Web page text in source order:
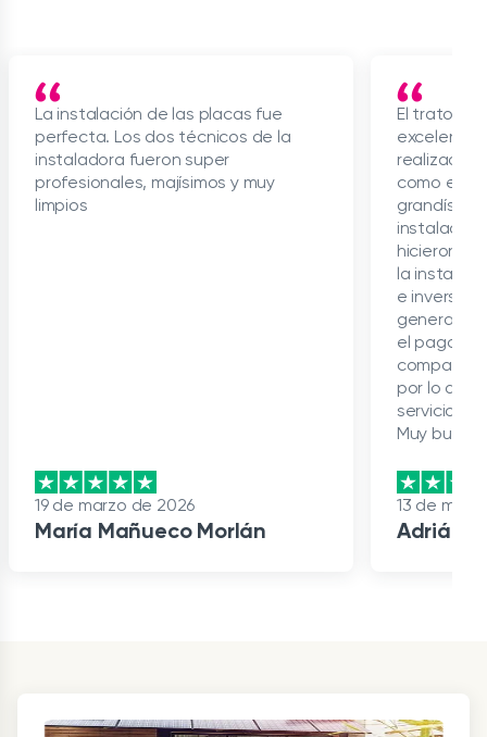
La instalación de las placas fue
perfecta. Los dos técnicos de la
instaladora fueron super
profesionales, majísimos y muy
limpios
19 de marzo de 2026
María Mañueco Morlán
El trato
excelente,
realizado
como el
hicieron
la
e
general,
el pago
compañía
por lo
servicio
Muy
13 de
Adrián